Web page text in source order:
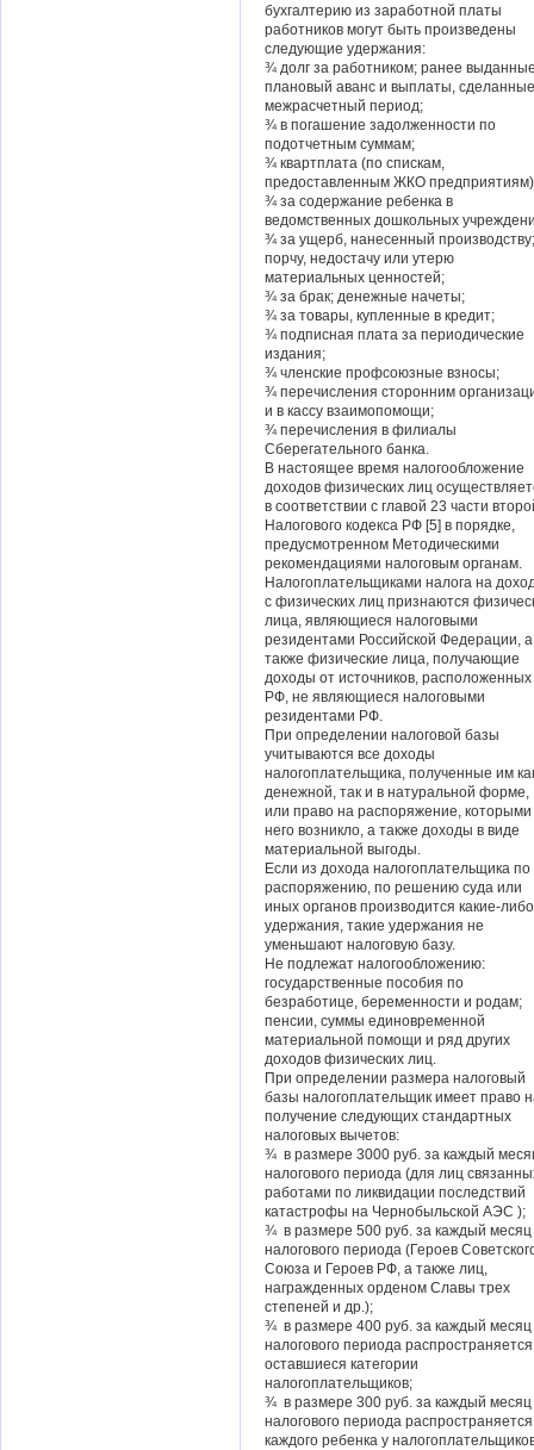
бухгалтерию из заработной платы
работников могут быть произведены
следующие удержания:
¾ долг за работником; ранее
плановый аванс и выплаты,
межрасчетный период;
¾ в погашение задолженности по
подотчетным суммам;
¾ квартплата (по спискам,
предоставленным ЖКО
¾ за содержание ребенка в
ведомственных дошкольных
¾ за ущерб, нанесенный
порчу, недостачу или утерю
материальных ценностей;
¾ за брак; денежные начеты;
¾ за товары, купленные в кредит;
¾ подписная плата за периодические
издания;
¾ членские профсоюзные взносы;
¾ перечисления сторонним
и в кассу взаимопомощи;
¾ перечисления в филиалы
Сберегательного банка.
В настоящее время налогообложение
доходов физических лиц
в соответствии с главой 23 части
Налогового кодекса РФ [5] в порядке,
предусмотренном Методическими
рекомендациями налоговым органам.
Налогоплательщиками налога на
с физических лиц признаются
лица, являющиеся налоговыми
резидентами Российской Федерации, а
также физические лица, получающие
доходы от источников, расположенных
РФ, не являющиеся налоговыми
резидентами РФ.
При определении налоговой базы
учитываются все доходы
налогоплательщика, полученные им
денежной, так и в натуральной форме,
или право на распоряжение, которыми
него возникло, а также доходы в виде
материальной выгоды.
Если из дохода налогоплательщика по
распоряжению, по решению суда или
иных органов производится какие-либо
удержания, такие удержания не
уменьшают налоговую базу.
Не подлежат налогообложению:
государственные пособия по
безработице, беременности и родам;
пенсии, суммы единовременной
материальной помощи и ряд других
доходов физических лиц.
При определении размера налоговый
базы налогоплательщик имеет право
получение следующих стандартных
налоговых вычетов:
¾ в размере 3000 руб. за каждый
налогового периода (для лиц
работами по ликвидации последствий
катастрофы на Чернобыльской АЭС );
¾ в размере 500 руб. за каждый месяц
налогового периода (Героев
Союза и Героев РФ, а также лиц,
награжденных орденом Славы трех
степеней и др.);
¾ в размере 400 руб. за каждый месяц
налогового периода
оставшиеся категории
налогоплательщиков;
¾ в размере 300 руб. за каждый месяц
налогового периода
каждого ребенка у